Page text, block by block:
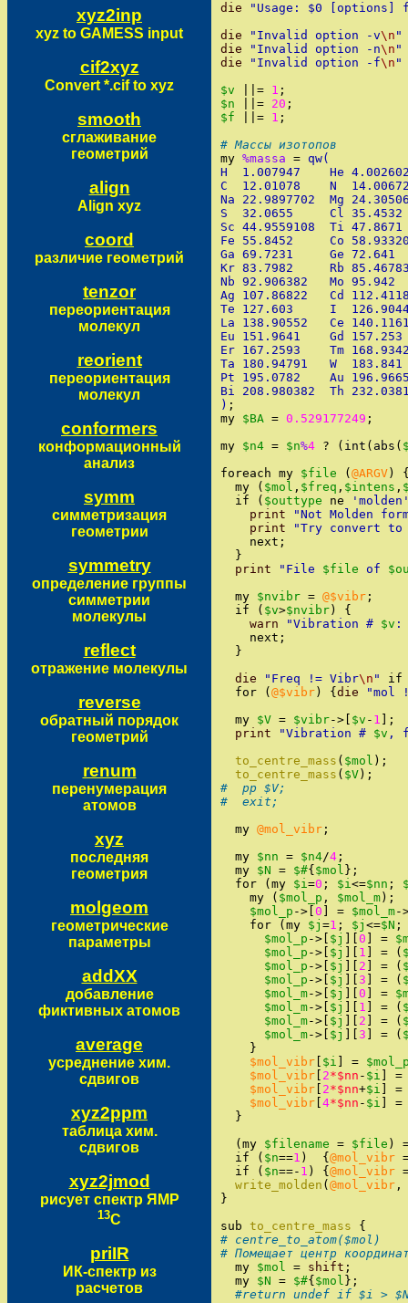
xyz2inp
xyz to GAMESS input
cif2xyz
Convert *.cif to xyz
smooth
сглаживание
геометрий
align
Align xyz
coord
различие геометрий
tenzor
переориентация
молекул
reorient
переориентация
молекул
conformers
конформационный
анализ
symm
симметризация
геометрии
symmetry
определение группы
симметрии
молекулы
reflect
отражение молекулы
reverse
обратный порядок
геометрий
renum
перенумерация
атомов
xyz
последняя
геометрия
molgeom
геометрические
параметры
addXX
добавление
фиктивных атомов
average
усреднение хим.
сдвигов
xyz2ppm
таблица хим.
сдвигов
xyz2jmod
рисует спектр ЯМР
13С
priIR
ИК-спектр из
расчетов
die
" Usage: $0
die
" Invalid option -v\n "
die
" Invalid option -n\n "
die
" Invalid option -f\n "
$v
||= 1 ;
$n
||= 20 ;
$f
||= 1 ;
# Массы изотопов
my %massa = qw(
H  1.007947    He
C  12.01078    N
Na 22.9897702  Mg
S  32.0655     Cl
Sc 44.9559108  Ti
Fe 55.8452     Co
Ga 69.7231     Ge
Kr 83.7982     Rb
Nb 92.906382   Mo
Ag 107.86822   Cd
Te 127.603     I
La 138.90552   Ce
Eu 151.9641    Gd
Er 167.2593    Tm
Ta 180.94791   W
Pt 195.0782    Au
Bi 208.980382  Th
) ;
my $BA = 0.529177249 ;
my $n4 = $n%4 ? ( int ( abs (
foreach my $file ( @ARGV )
my
( $mol , $freq , $intens ,
if
( $outtype ne ' molden
print
"Not Molden
print
"Try convert to
next ;
}
print
" File $file of
my $nvibr = @$vibr ;
if
( $v>$nvibr )
{
warn
"Vibration # $v :
next ;
}
die
" Freq != Vibr\n "
if
for
( @$vibr ) { die "mol
my $V = $vibr-> $v - 1
;
print
"Vibration # $v ,
to_centre_mass ( $mol ) ;
to_centre_mass ( $V ) ;
#  pp $V;
#  exit;
my @mol_vibr ;
my $nn = $n4/4 ;
my $N = $#{ $mol } ;
for
( my $i=0 ; $i<=$nn ;
my
( $mol_p , $mol_m ) ;
$mol_p -> 0 = $mol_m-
for
( my $j =1 ; $j <=$N ;
$mol_p -> $j 0 =
$mol_p -> $j 1 = (
$mol_p -> $j 2 = (
$mol_p -> $j 3 = (
$mol_m-> $j 0 =
$mol_m-> $j 1 = (
$mol_m-> $j 2 = (
$mol_m-> $j 3 = (
}
$mol_vibr $i =
$mol_vibr 2*$nn - $i
=
$mol_vibr 2*$nn+$i
=
$mol_vibr 4*$nn - $i
=
}
( my $filename = $file )
if
( $n==1 ) { @mol_vibr
if
( $n==- 1 ) { @mol_vibr
write_molden ( @mol_vibr ,
}
sub to_centre_mass
{
# centre_to_atom($mol)
# Помещает центр
my $mol = shift ;
my $N = $#{ $mol } ;
#return undef if $i >